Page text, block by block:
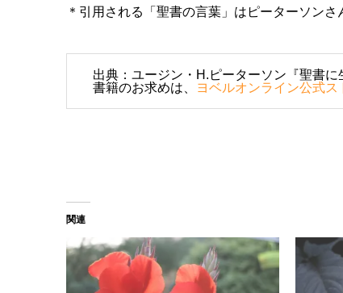
＊引用される「聖書の言葉」はピーターソンさ
出典：ユージン・H.ピーターソン『聖書
書籍のお求めは、
ヨベルオンライン公式ス
関連